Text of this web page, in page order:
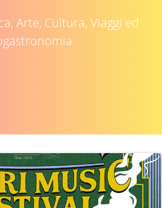
Arte, Cultura, Viaggi ed